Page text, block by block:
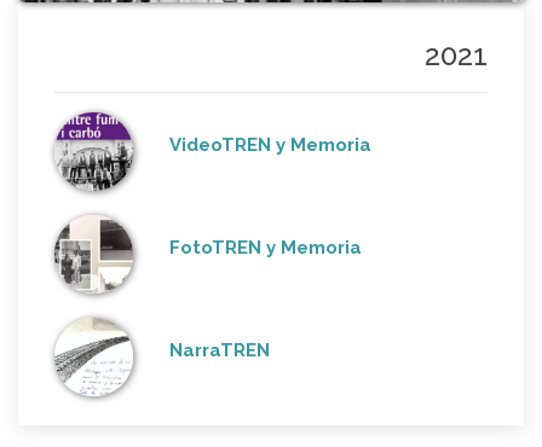
2021
VideoTREN y Memoria
FotoTREN y Memoria
NarraTREN